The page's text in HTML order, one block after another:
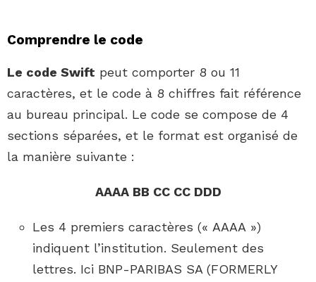
Comprendre le code
Le code Swift peut comporter 8 ou 11
caractères, et le code à 8 chiffres fait référence
au bureau principal. Le code se compose de 4
sections séparées, et le format est organisé de
la manière suivante :
AAAA BB CC CC DDD
Les 4 premiers caractères (« AAAA »)
indiquent l’institution. Seulement des
lettres. Ici BNP-PARIBAS SA (FORMERLY